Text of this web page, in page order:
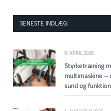
SENESTE INDLÆG:
9. APRIL 2026
Styrketræning
multimaskine –
sund og